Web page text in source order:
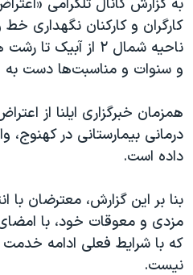
کارگران و کارکنان نگهداری خط
ناحیه شمال ۲ از
و سنوات و مناسبت‌ها دست به
همزمان خبرگزاری ایلنا از
درمانی بیمارستانی در کهنوج،
داده است.
بنا بر این گزارش، معترضان با
مزدی و معوقات خود، با
که با شرایط فعلی ادامه
نیست.